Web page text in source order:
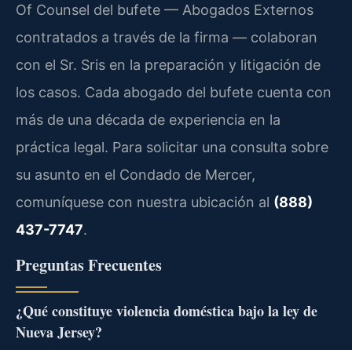
Of Counsel del bufete — Abogados Externos
contratados a través de la firma — colaboran
con el Sr. Sris en la preparación y litigación de
los casos. Cada abogado del bufete cuenta con
más de una década de experiencia en la
práctica legal. Para solicitar una consulta sobre
su asunto en el Condado de Mercer,
comuníquese con nuestra ubicación al (888)
437-7747.
Preguntas Frecuentes
¿Qué constituye violencia doméstica bajo la ley de
Nueva Jersey?